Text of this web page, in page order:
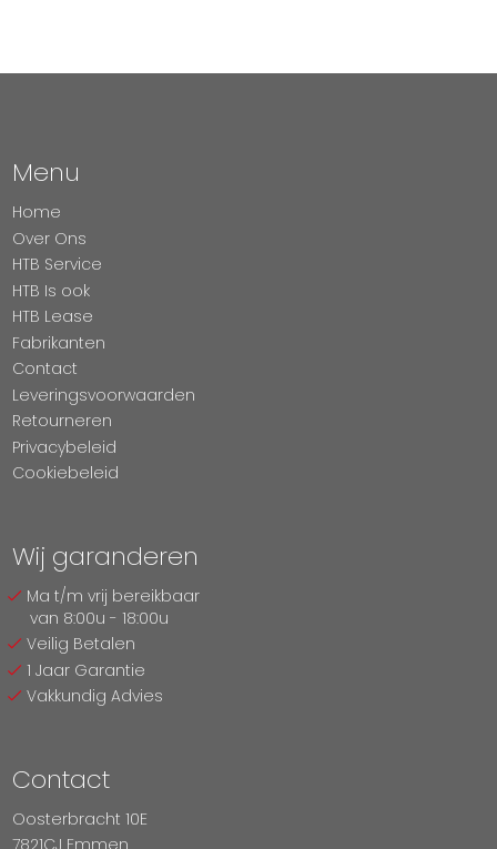
Menu
Home
Over Ons
HTB Service
HTB Is ook
HTB Lease
Fabrikanten
Contact
Leveringsvoorwaarden
Retourneren
Privacybeleid
Cookiebeleid
Wij garanderen
Ma t/m vrij bereikbaar
van 8:00u - 18:00u
Veilig Betalen
1 Jaar Garantie
Vakkundig Advies
Contact
Oosterbracht 10E
7821CJ Emmen